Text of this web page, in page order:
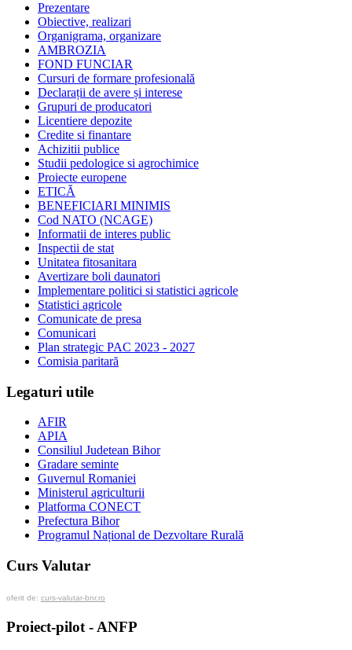
Prezentare
Obiective, realizari
Organigrama, organizare
AMBROZIA
FOND FUNCIAR
Cursuri de formare profesională
Declarații de avere și interese
Grupuri de producatori
Licentiere depozite
Credite si finantare
Achizitii publice
Studii pedologice si agrochimice
Proiecte europene
ETICĂ
BENEFICIARI MINIMIS
Cod NATO (NCAGE)
Informatii de interes public
Inspectii de stat
Unitatea fitosanitara
Avertizare boli daunatori
Implementare politici si statistici agricole
Statistici agricole
Comunicate de presa
Comunicari
Plan strategic PAC 2023 - 2027
Comisia paritară
Legaturi utile
AFIR
APIA
Consiliul Judetean Bihor
Gradare seminte
Guvernul Romaniei
Ministerul agriculturii
Platforma CONECT
Prefectura Bihor
Programul Național de Dezvoltare Rurală
Curs Valutar
oferit de: curs-valutar-bnr.ro
Proiect-pilot - ANFP